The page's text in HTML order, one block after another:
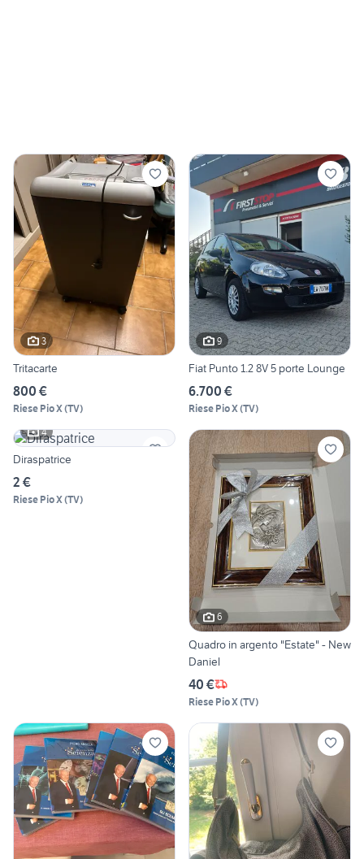
3
Tritacarte
800 €
Riese Pio X(TV)
9
Fiat Punto 1.2 8V 5 porte Lounge
6.700 €
Riese Pio X(TV)
4
Diraspatrice
2 €
Riese Pio X(TV)
6
Quadro in argento "Estate" - New
Daniel
40 €
Riese Pio X(TV)